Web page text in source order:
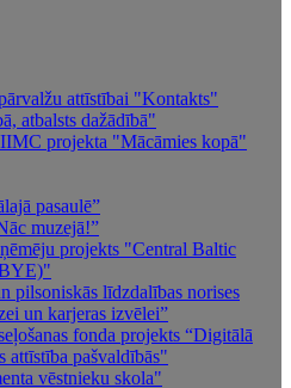
attīstībai "Kontakts"
atbalsts dažādībā"
projekta "Mācāmies kopā"
pasaulē”
muzejā!”
projekts "Central Baltic
pilsoniskās līdzdalības norises
un karjeras izvēlei”
fonda projekts “Digitālā
attīstība pašvaldībās"
vēstnieku skola"